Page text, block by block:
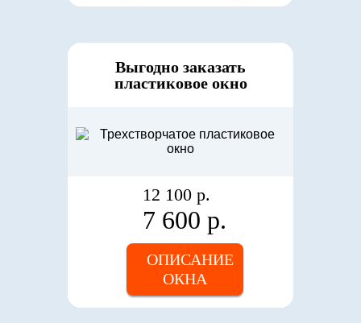
Выгодно заказать
пластиковое окно
12 100 р.
7 600 р.
ОПИСАНИЕ
ОКНА